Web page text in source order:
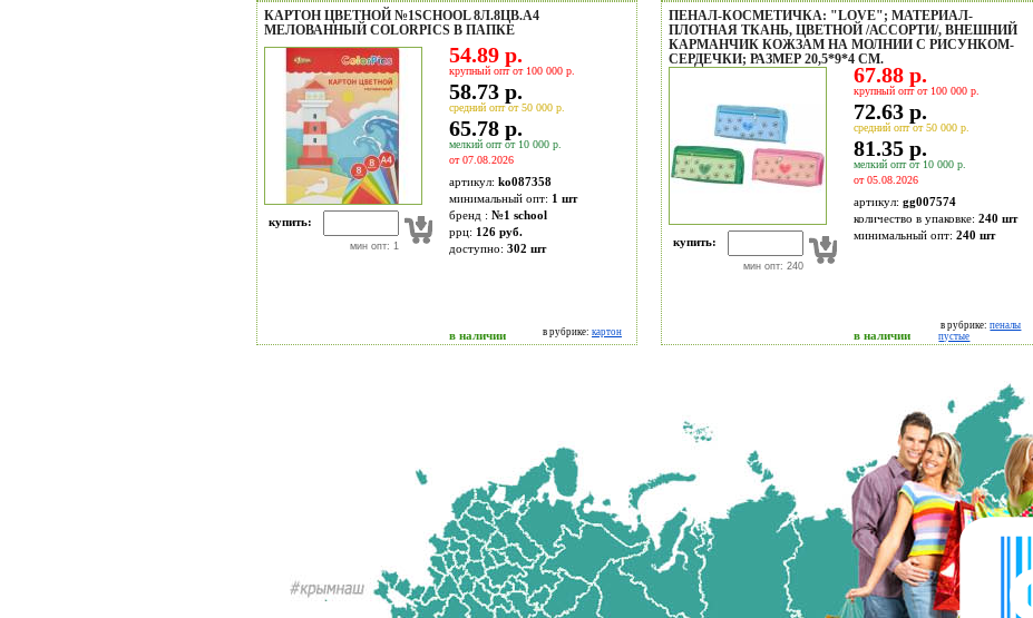
КАРТОН ЦВЕТНОЙ №1SCHOOL 8Л.8ЦВ.А4
МЕЛОВАННЫЙ COLORPICS В ПАПКЕ
купить:
мин опт: 1
54.89 р.
крупный опт от 100 000 р.
58.73 р.
средний опт от 50 000 р.
65.78 р.
мелкий опт от 10 000 р.
от 07.08.2026
артикул: ko087358
минимальный опт: 1 шт
бренд : №1 school
ррц: 126 руб.
доступно: 302 шт
в наличии в рубрике: картон
ПЕНАЛ-КОСМЕТИЧКА: "LOVE"; МАТЕРИАЛ-
ПЛОТНАЯ ТКАНЬ, ЦВЕТНОЙ /АССОРТИ/, ВНЕШНИЙ
КАРМАНЧИК КОЖЗАМ НА МОЛНИИ С РИСУНКОМ-
СЕРДЕЧКИ; РАЗМЕР 20,5*9*4 СМ.
купить:
мин опт: 240
67.88 р.
крупный опт от 100 000 р.
72.63 р.
средний опт от 50 000 р.
81.35 р.
мелкий опт от 10 000 р.
от 05.08.2026
артикул:gg007574
количество в упаковке:240 шт
минимальный опт:240 шт
в наличии
в рубрике:пеналы
пустые